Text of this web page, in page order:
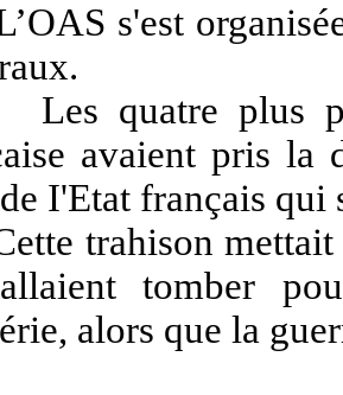
s'est
quatre plus
avaient pris la
I'Etat français qui
trahison mettait
tomber
alors que la